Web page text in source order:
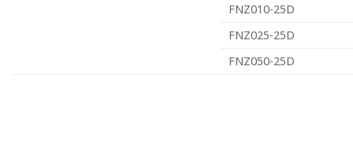
FNZ010-25D
FNZ025-25D
FNZ050-25D